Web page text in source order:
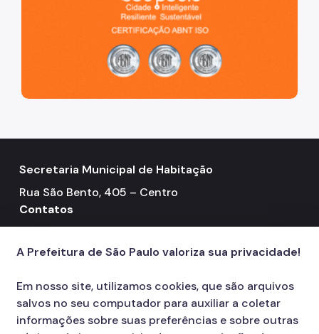
Secretaria Municipal de Habitação
Rua São Bento, 405 – Centro
Contatos
Telefone: 3322-4500
A Prefeitura de São Paulo valoriza sua privacidade!
Em nosso site, utilizamos cookies, que são arquivos
salvos no seu computador para auxiliar a coletar
informações sobre suas preferências e sobre outras